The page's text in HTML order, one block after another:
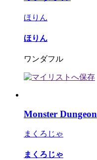
ほりん
ほりん
ワンダフル
Monster Dungeon
まくろじゃ
まくろじゃ